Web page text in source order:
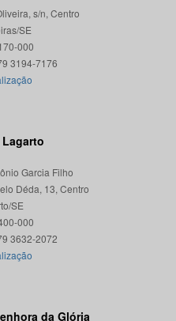
s/n, Centro
SE
000
Garcia Filho
Déda, 13, Centro
SE
000
da Glória